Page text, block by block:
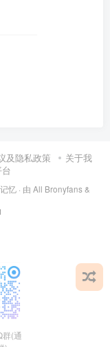
及隐私政策
关于我
忆 · 由 All Bronyfans &
群(通